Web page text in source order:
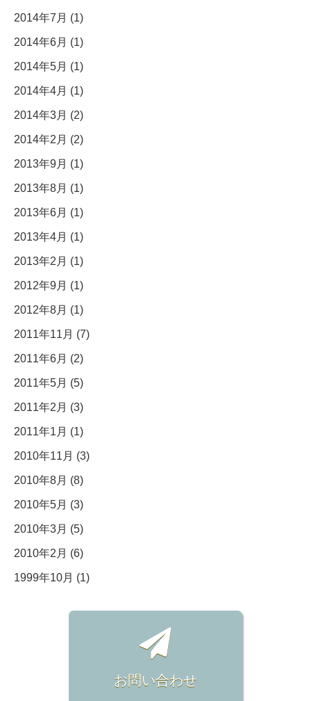
2014年7月 (1)
2014年6月 (1)
2014年5月 (1)
2014年4月 (1)
2014年3月 (2)
2014年2月 (2)
2013年9月 (1)
2013年8月 (1)
2013年6月 (1)
2013年4月 (1)
2013年2月 (1)
2012年9月 (1)
2012年8月 (1)
2011年11月 (7)
2011年6月 (2)
2011年5月 (5)
2011年2月 (3)
2011年1月 (1)
2010年11月 (3)
2010年8月 (8)
2010年5月 (3)
2010年3月 (5)
2010年2月 (6)
1999年10月 (1)
お問い合わせ